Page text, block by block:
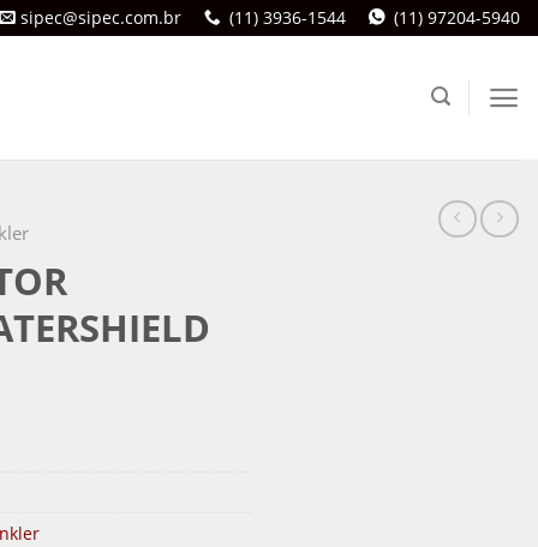
sipec@sipec.com.br (11) 3936-1544 (11) 97204-5940